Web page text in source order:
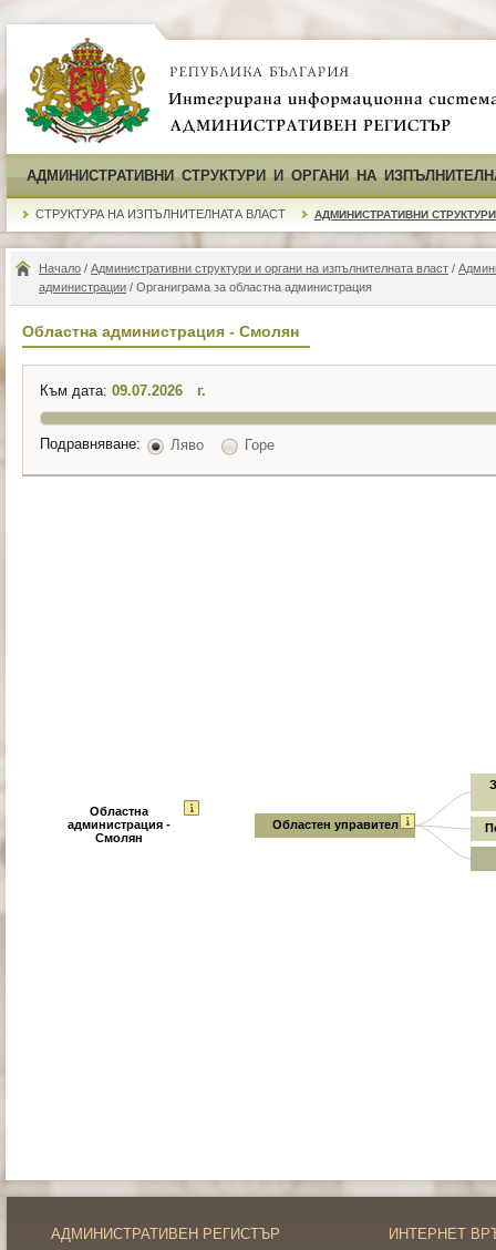
АДМИНИСТРАТИВНИ СТРУКТУРИ И ОРГАНИ НА
СТРУКТУРА НА ИЗПЪЛНИТЕЛНАТА ВЛАСТ АДМИНИСТРАТИВНИ СТРУКТУРИ
Начало / Административни структури и органи на изпълнителната власт /
администрации / Органиграма за областна администрация
Областна администрация - Смолян
Към дата: г.
Подравняване: Ляво Горе
Областна
администрация -
Смолян
Областен управител
АДМИНИСТРАТИВЕН РЕГИСТЪР ИНТЕРНЕТ